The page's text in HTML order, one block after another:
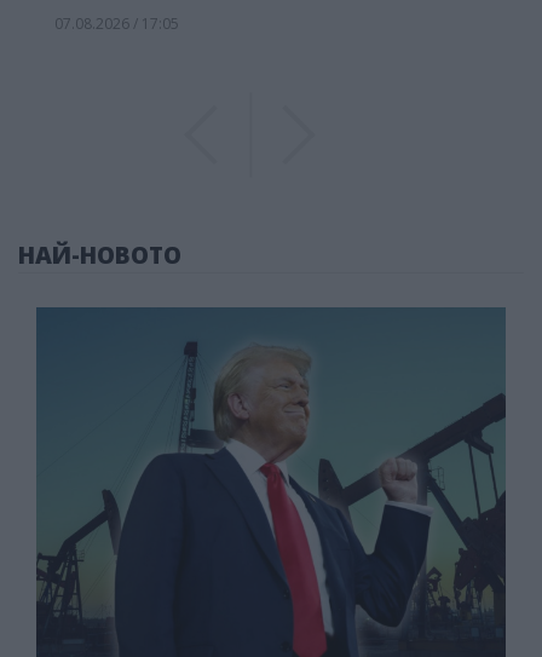
07.08.2026 / 17:05
НАЙ-НОВОТО